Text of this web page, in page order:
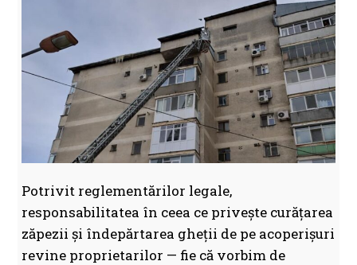
Potrivit reglementărilor legale,
responsabilitatea în ceea ce privește curățarea
zăpezii și îndepărtarea gheții de pe acoperișuri
revine proprietarilor — fie că vorbim de